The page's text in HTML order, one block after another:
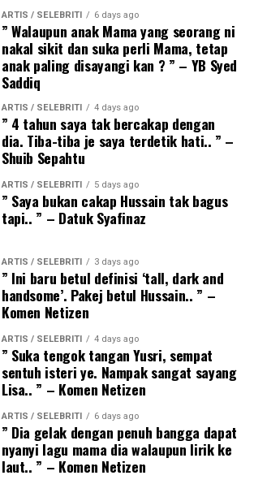
ARTIS / SELEBRITI 6 days ago
” Walaupun anak Mama yang seorang ni
nakal sikit dan suka perli Mama, tetap
anak paling disayangi kan ? ” – YB Syed
Saddiq
ARTIS / SELEBRITI 4 days ago
” 4 tahun saya tak bercakap dengan
dia. Tiba-tiba je saya terdetik hati.. ” –
Shuib Sepahtu
ARTIS / SELEBRITI 5 days ago
” Saya bukan cakap Hussain tak bagus
tapi.. ” – Datuk Syafinaz
ARTIS / SELEBRITI 3 days ago
” Ini baru betul definisi ‘tall, dark and
handsome’. Pakej betul Hussain.. ” –
Komen Netizen
ARTIS / SELEBRITI 4 days ago
” Suka tengok tangan Yusri, sempat
sentuh isteri ye. Nampak sangat sayang
Lisa.. ” – Komen Netizen
ARTIS / SELEBRITI 6 days ago
” Dia gelak dengan penuh bangga dapat
nyanyi lagu mama dia walaupun lirik ke
laut.. ” – Komen Netizen